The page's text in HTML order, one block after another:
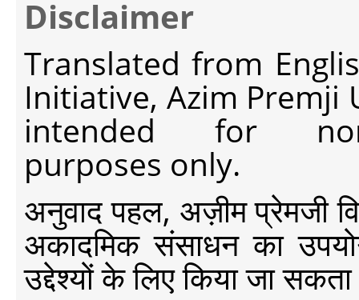
Disclaimer
Translated from
Initiative, Azim Premji
intended for non-
purposes only.
अनुवाद पहल, अज़ीम प्रेमजी
अकादमिक संसाधन का
उद्देश्यों के लिए किया जा